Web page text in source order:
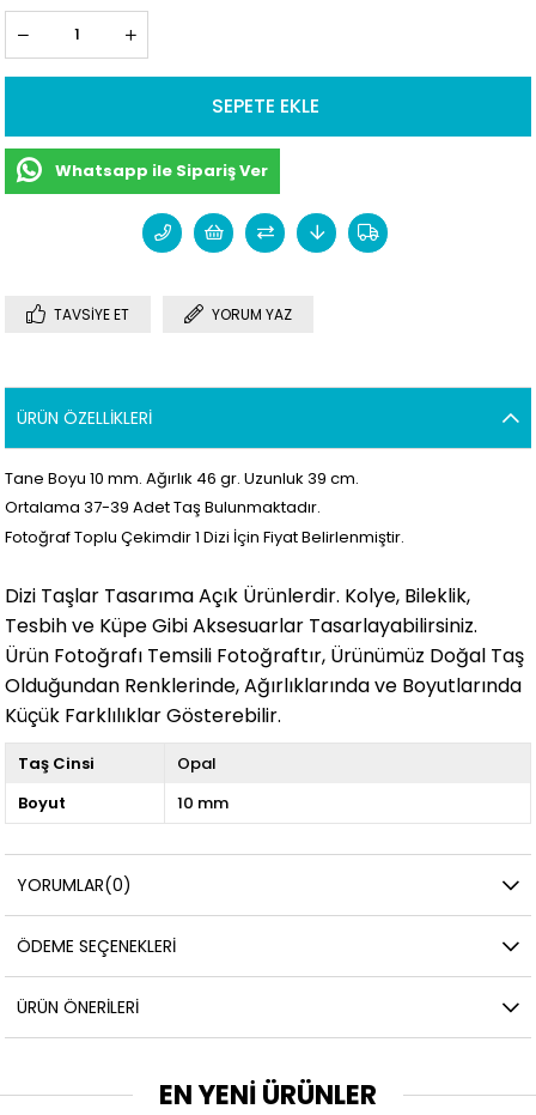
Whatsapp ile Sipariş Ver
TAVSIYE ET YORUM YAZ
ÜRÜN ÖZELLIKLERI
Tane Boyu 10 mm. Ağırlık 46 gr. Uzunluk 39 cm.
Ortalama 37-39 Adet Taş Bulunmaktadır.
Fotoğraf Toplu Çekimdir 1 Dizi İçin Fiyat Belirlenmiştir.
Dizi Taşlar Tasarıma Açık Ürünlerdir. Kolye, Bileklik,
Tesbih ve Küpe Gibi Aksesuarlar Tasarlayabilirsiniz.
Ürün Fotoğrafı Temsili Fotoğraftır, Ürünümüz Doğal Taş
Olduğundan Renklerinde, Ağırlıklarında ve Boyutlarında
Küçük Farklılıklar Gösterebilir.
Taş Cinsi
Opal
Boyut
10 mm
YORUMLAR(0)
ÖDEME SEÇENEKLERI
ÜRÜN ÖNERILERI
EN YENİ ÜRÜNLER